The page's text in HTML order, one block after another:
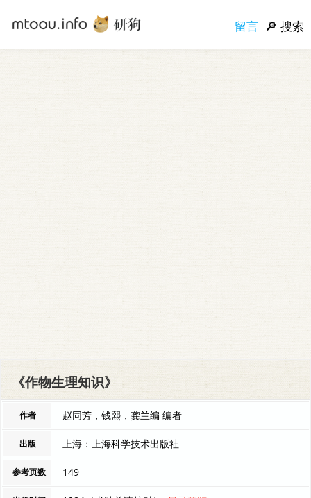
留言 搜索
《作物生理知识》
作者 赵同芳，钱熙，龚兰编 编者
出版 上海：上海科学技术出版社
参考页数 149